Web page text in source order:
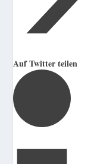
Auf Twitter teilen